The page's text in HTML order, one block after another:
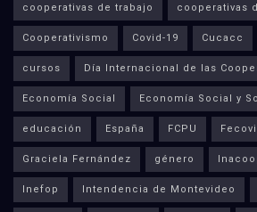
cooperativas de trabajo cooperativas
Cooperativismo Covid-19 Cucacc
cursos Día Internacional de las
Economía Social Economía Social y
educación España FCPU Fecovi
Graciela Fernández género
Inefop Intendencia de Montevideo